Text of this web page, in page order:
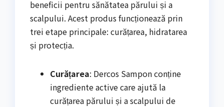
beneficii pentru sănătatea părului și a
scalpului. Acest produs funcționează prin
trei etape principale: curățarea, hidratarea
și protecția.
Curățarea: Dercos Sampon conține
ingrediente active care ajută la
curățarea părului și a scalpului de